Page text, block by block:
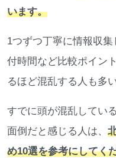
います。
1つずつ丁寧に情報収
付時間など比較ポイン
るほど混乱する人も多い
すでに頭が混乱してい
面倒だと感じる人は、
め10選を参考にしてく